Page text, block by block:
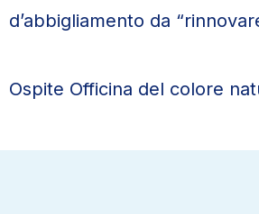
d’abbigliamento da
Ospite Officina del colore